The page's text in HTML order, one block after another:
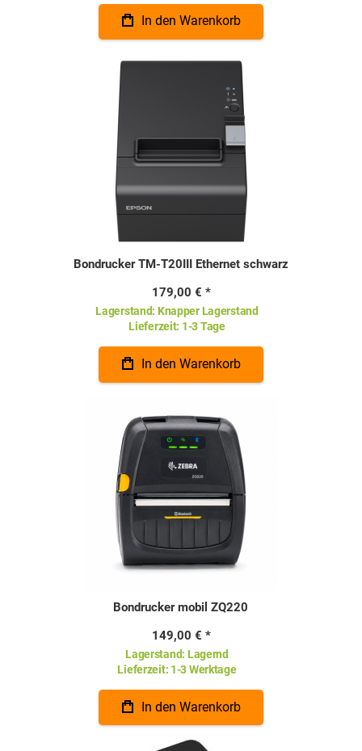
In den Warenkorb
Bondrucker TM-T20III Ethernet schwarz
179,00 €
Lagerstand: Knapper Lagerstand
Lieferzeit: 1-3 Tage
In den Warenkorb
Bondrucker mobil ZQ220
149,00 €
Lagerstand: Lagernd
Lieferzeit: 1-3 Werktage
In den Warenkorb